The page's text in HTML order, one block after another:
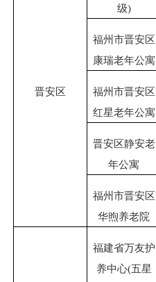
晋安区
级)
福州市晋安区
康瑞老年公寓
福州市晋安区
红星老年公寓
晋安区静安老
年公寓
福州市晋安区
华煦养老院
福建省万友护
养中心(五星